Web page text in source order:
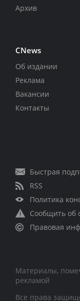
Архив
CNews
Об издании
Реклама
Вакансии
Контакты
Быстрая
RSS
Политика
Сообщить об
Правовая
Материалы,
рекламой
Все права